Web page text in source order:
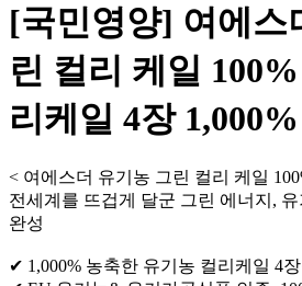
[국민영양] 여에스
린 컬리 케일
리케일 4장
< 여에스더 유기농 그린 컬리 케일
전세계를 뜨겁게 달군 그린 에너지,
완성
✔ 1,000% 농축한 유기농 컬리케일 4